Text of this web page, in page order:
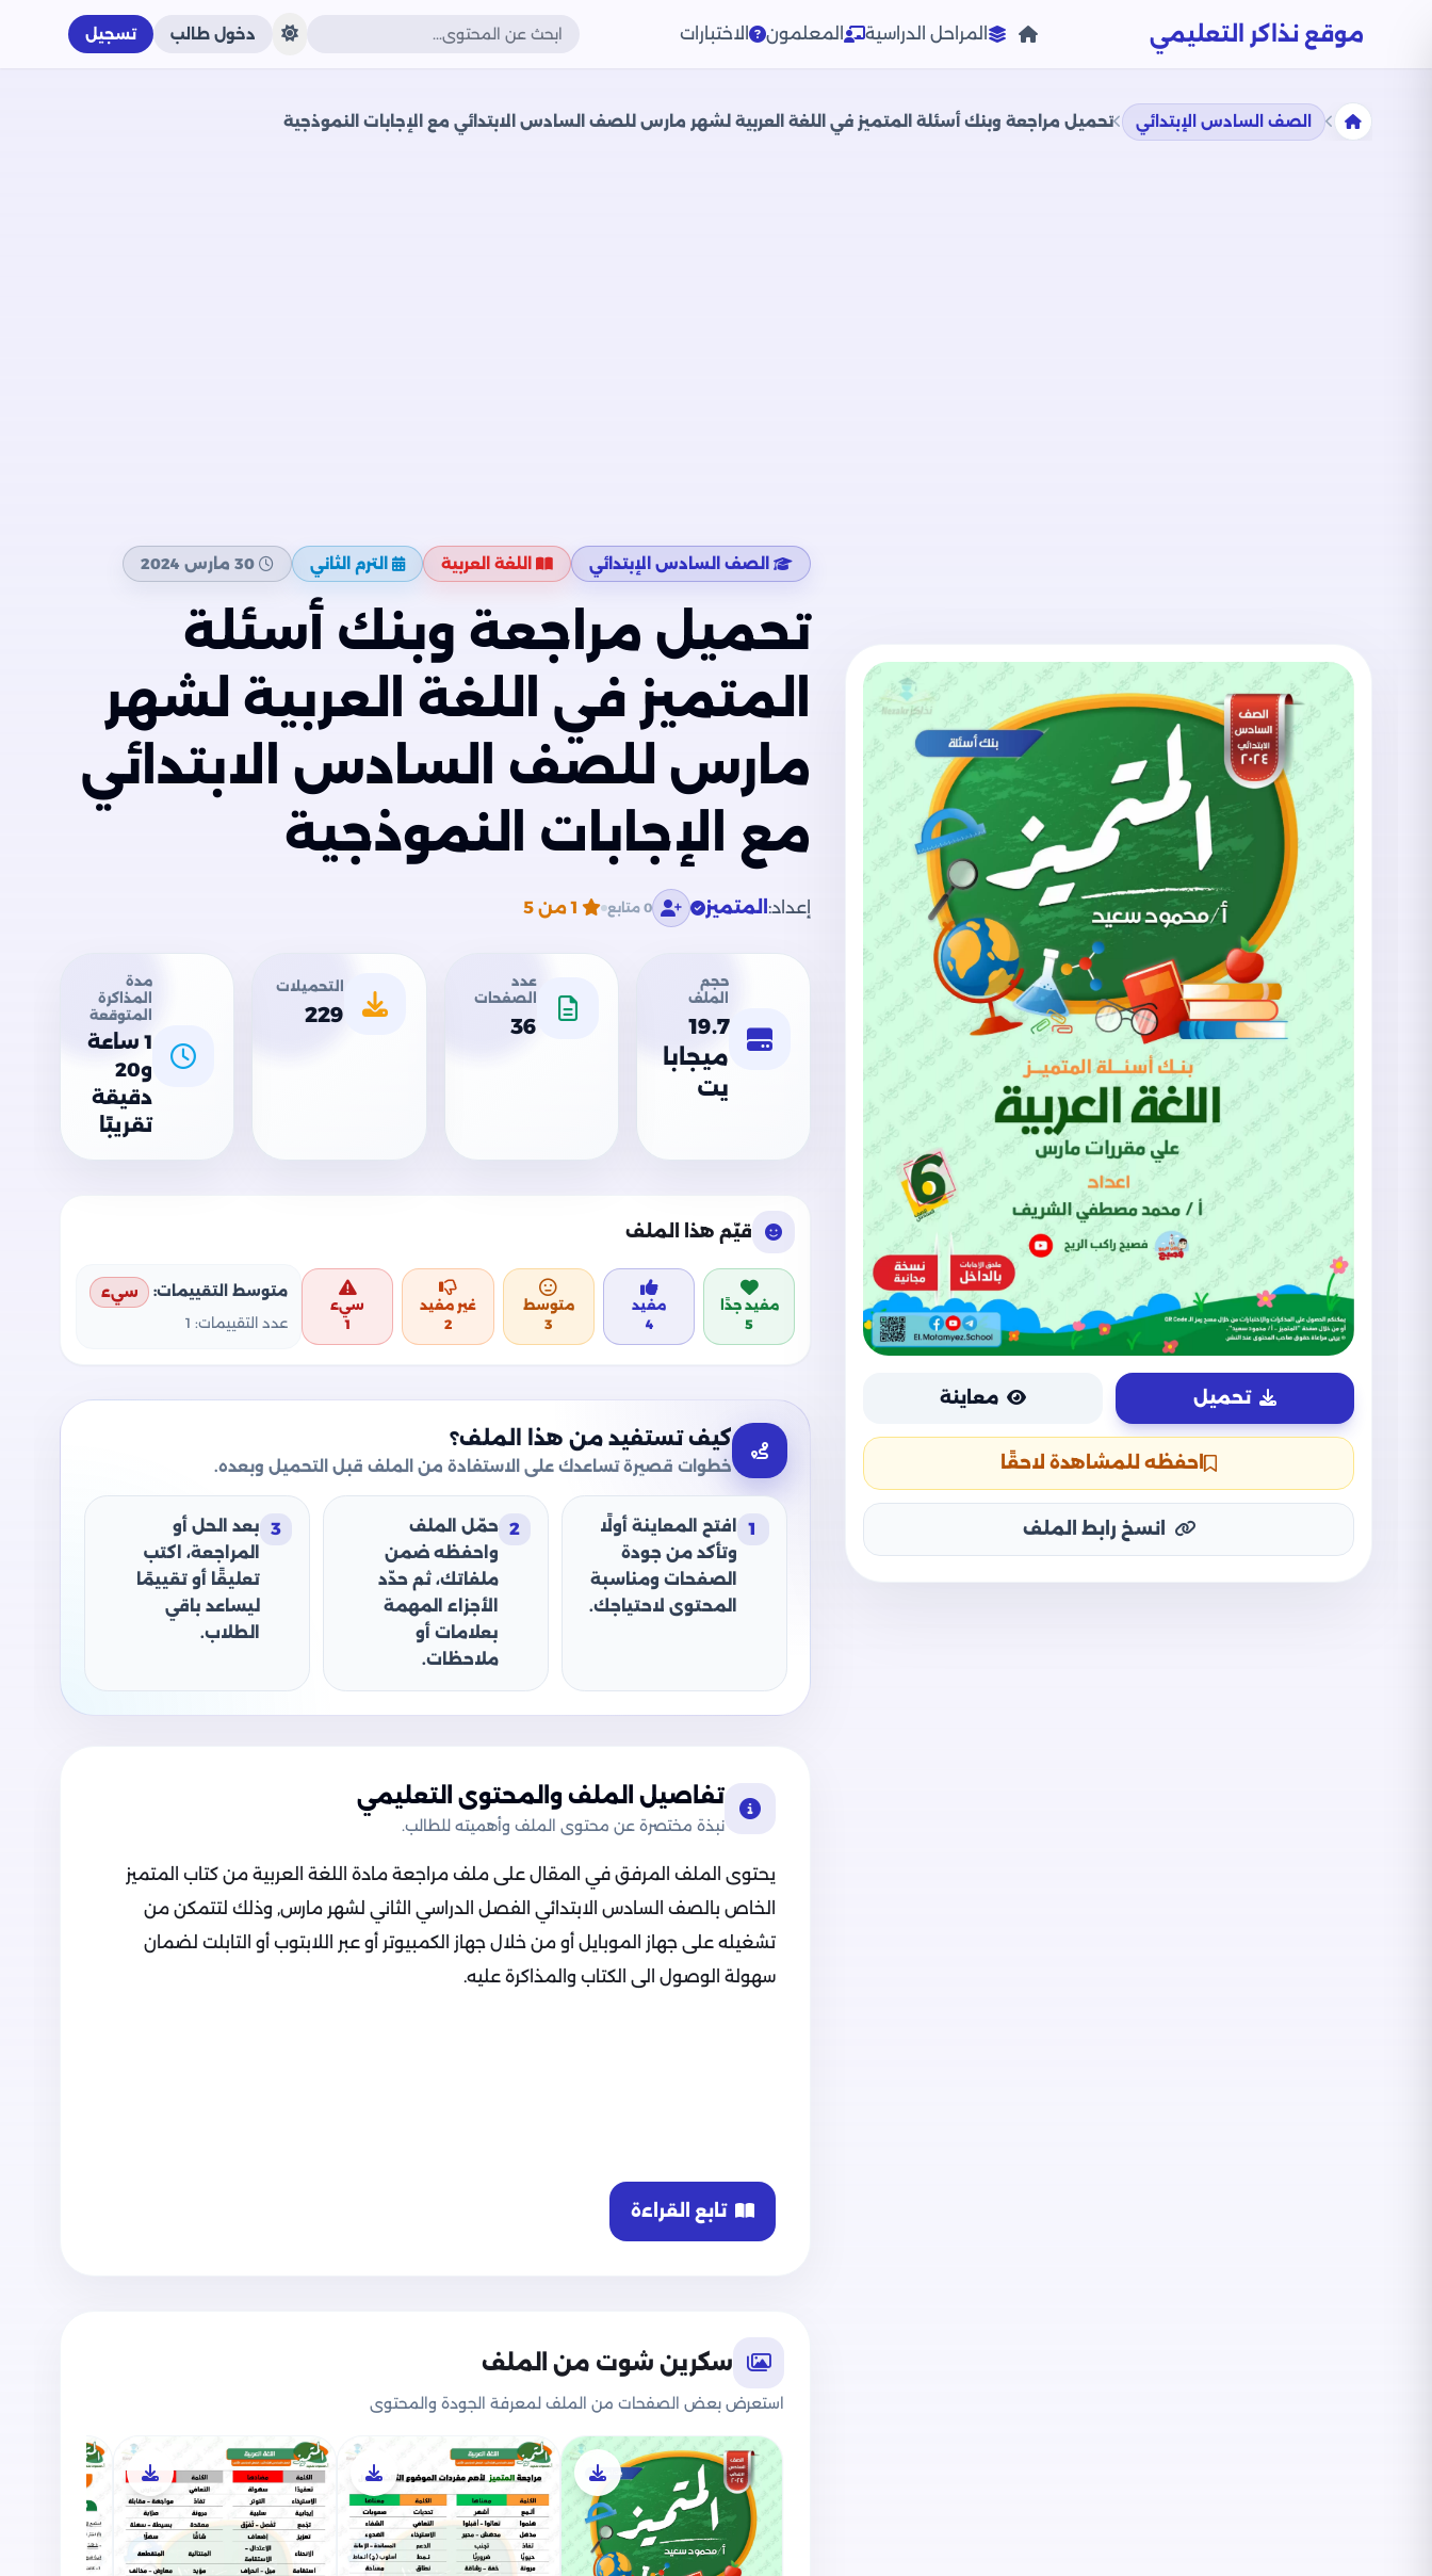
موقع نذاكر التعليمي المراحل الدراسية المعلمون الاختبارات دخول طالب تسجيل
الصف السادس الإبتدائي تحميل مراجعة وبنك أسئلة المتميز في اللغة العربية لشهر مارس للصف السادس الابتدائي مع الإجابات النموذجية
تحميل معاينة
احفظه للمشاهدة لاحقًا
انسخ رابط الملف
الصف السادس الإبتدائي اللغة العربية الترم الثاني 30 مارس 2024
تحميل مراجعة وبنك أسئلة
المتميز في اللغة العربية لشهر
مارس للصف السادس الابتدائي
مع الإجابات النموذجية
إعداد:المتميز 0 متابع 1من 5
حجم
الملف
19.7
ميجابا
يت
عدد
الصفحات
36
التحميلات
229
مدة
المذاكرة
المتوقعة
1 ساعة
و20
دقيقة
تقريبًا
قيّم هذا الملف
مفيد جدًا
5
مفيد
4
متوسط
3
غير مفيد
2
سيء
1
متوسط التقييمات:
سيء
عدد التقييمات: 1
كيف تستفيد من هذا الملف؟
خطوات قصيرة تساعدك على الاستفادة من الملف قبل التحميل وبعده.
1
افتح المعاينة أولًا
وتأكد من جودة
الصفحات ومناسبة
المحتوى لاحتياجك.
2 حمّل الملف
واحفظه ضمن
ملفاتك، ثم حدّد
الأجزاء المهمة
بعلامات أو
ملاحظات.
3
بعد الحل أو
المراجعة، اكتب
تعليقًا أو تقييمًا
ليساعد باقي
الطلاب.
تفاصيل الملف والمحتوى التعليمي
نبذة مختصرة عن محتوى الملف وأهميته للطالب.
يحتوى الملف المرفق في المقال على ملف مراجعة مادة اللغة العربية من كتاب المتميز
الخاص بالصف السادس الابتدائي الفصل الدراسي الثاني لشهر مارس, وذلك لتتمكن من
تشغيله على جهاز الموبايل أو من خلال جهاز الكمبيوتر أو عبر اللابتوب أو التابلت لضمان
سهولة الوصول الى الكتاب والمذاكرة عليه.
محتوى ملف مراجعة المتميز في اللغة العربية للصف السادس الابتدائي مقرر شهر مارس
الترم الثاني
مراجعة لأهم مفردات الموضوع الثالث والموضوع الأول في مادة اللغة العربية للصف
السادس الابتدائي مقرر شهر مارس.
بنك أسئلة على منهج شهر مارس في مادة اللغة العربية للصف السادس الابتدائي والذي
يتضمن: أسئلة على نصوص الاستماع, أسئلة على التعبير الكتابي إقرأ ثم اكتب مع تغيير أحداث
تابع القراءة
سكرين شوت من الملف
استعرض بعض الصفحات من الملف لمعرفة الجودة والمحتوى